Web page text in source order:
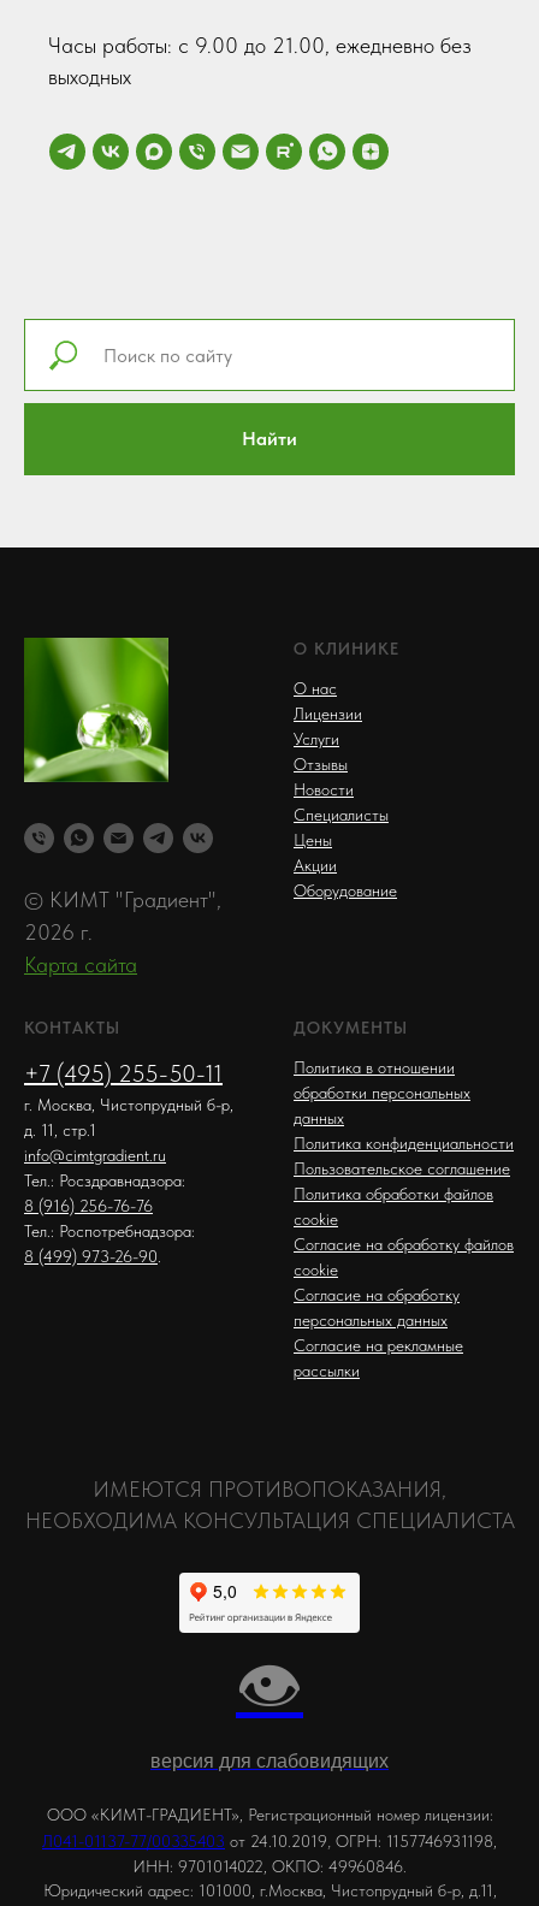
Часы работы: с 9.00 до 21.00, ежедневно без
выходных
Найти
© КИМТ "Градиент",
2026 г.
Карта сайта
О КЛИНИКЕ
О нас
Лицензии
Услуги
Отзывы
Новости
Специалисты
Цены
Акции
Оборудование
КОНТАКТЫ
+7 (495) 255-50-11
г. Москва, Чистопрудный б-р,
д. 11, стр.1
info@cimtgradient.ru
Тел.: Росздравнадзора:
8 (916) 256-76-76
Тел.: Роспотребнадзора:
8 (499) 973-26-90
ДОКУМЕНТЫ
Политика в отношении
обработки персональных
данных
Политика конфиденциальности
Пользовательское соглашение
Политика обработки файлов
cookie
Согласие на обработку файлов
cookie
Согласие на обработку
персональных данных
Согласие на рекламные
рассылки
ИМЕЮТСЯ ПРОТИВОПОКАЗАНИЯ,
НЕОБХОДИМА КОНСУЛЬТАЦИЯ СПЕЦИАЛИСТА
👁
версия для слабовидящих
ООО «КИМТ-ГРАДИЕНТ», Регистрационный номер лицензии:
Л041-01137-77/00335403 от 24.10.2019, ОГРН: 1157746931198,
ИНН: 9701014022, ОКПО: 49960846.
Юридический адрес: 101000, г.Москва, Чистопрудный б-р, д.11,